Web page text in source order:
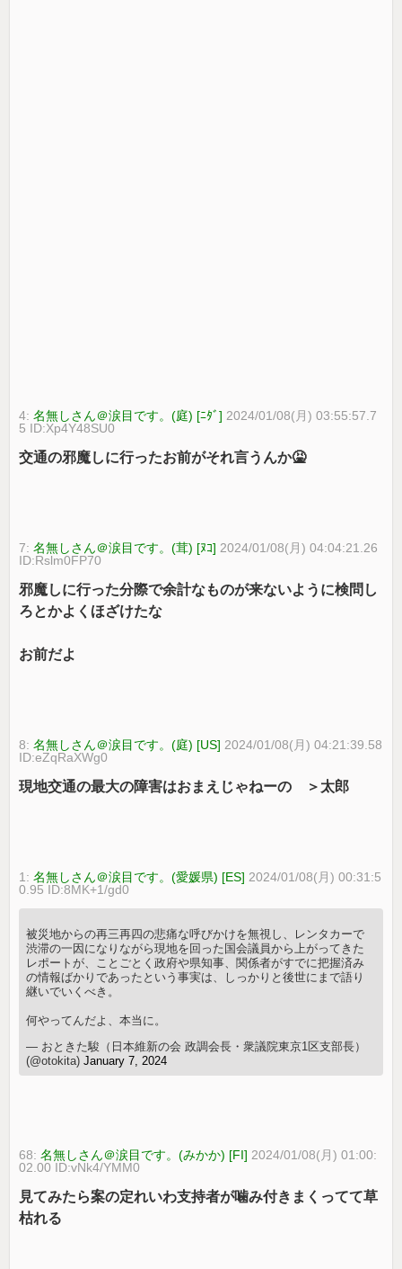
4:名無しさん＠涙目です。(庭) [ﾆﾀﾞ] 2024/01/08(月) 03:55:57.7
5 ID:Xp4Y48SU0
交通の邪魔しに行ったお前がそれ言うんか🤮
7:名無しさん＠涙目です。(茸) [ﾇｺ] 2024/01/08(月) 04:04:21.26
ID:Rslm0FP70
邪魔しに行った分際で余計なものが来ないように検問し
ろとかよくほざけたな
お前だよ
8:名無しさん＠涙目です。(庭) [US] 2024/01/08(月) 04:21:39.58
ID:eZqRaXWg0
現地交通の最大の障害はおまえじゃねーの ＞太郎
1:名無しさん＠涙目です。(愛媛県) [ES] 2024/01/08(月) 00:31:5
0.95 ID:8MK+1/gd0
被災地からの再三再四の悲痛な呼びかけを無視し、レンタカーで
渋滞の一因になりながら現地を回った国会議員から上がってきた
レポートが、ことごとく政府や県知事、関係者がすでに把握済み
の情報ばかりであったという事実は、しっかりと後世にまで語り
継いでいくべき。
何やってんだよ、本当に。
— おときた駿（日本維新の会 政調会長・衆議院東京1区支部長）
(@otokita)January 7, 2024
68:名無しさん＠涙目です。(みかか) [FI] 2024/01/08(月) 01:00:
02.00 ID:vNk4/YMM0
見てみたら案の定れいわ支持者が噛み付きまくってて草
枯れる